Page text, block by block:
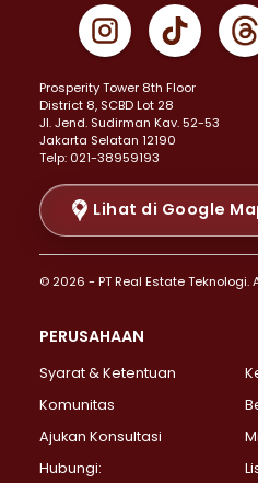
Properti Dijual di Gambir >
Properti Dijual di Johar Baru >
Properti Dijual di Menteng >
Properti Dijual di Senen >
Properti Dijual di Tanah Abang >
Properti Dijual di Cikini >
Properti Dijual di Kramat >
Properti Dijual di Pasar Baru >
Properti Dijual di Bendungan
Properti Dijual di Jakarta
Properti Dijual di Lebak Bulus >
Properti Dijual di Gandaria
Properti Dijual di Pondok Labu >
Properti Dijual di Lenteng
Prosperity Tower 8th Floor
District 8, SCBD Lot 28
JI. Jend. Sudirman Kav. 52-53
Jakarta Selatan 12190
Telp: 021-38959193
Lihat di Google
© 2026 - PT Real Estate Teknologi.
PERUSAHAAN
Syarat & Ketentuan
Komunitas
Ajukan Konsultasi
Hubungi: